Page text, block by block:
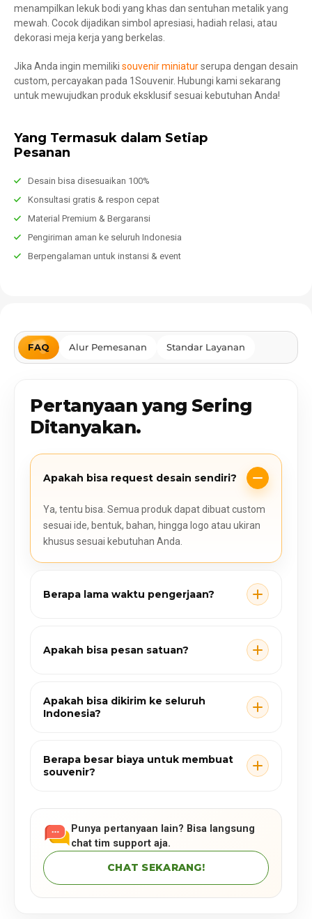
menampilkan lekuk bodi yang khas dan sentuhan metalik yang
mewah. Cocok dijadikan simbol apresiasi, hadiah relasi, atau
dekorasi meja kerja yang berkelas.
Jika Anda ingin memiliki souvenir miniaturserupa dengan desain
custom, percayakan pada 1Souvenir. Hubungi kami sekarang
untuk mewujudkan produk eksklusif sesuai kebutuhan Anda!
Yang Termasuk dalam Setiap
Pesanan
Desain bisa disesuaikan 100%
Konsultasi gratis & respon cepat
Material Premium & Bergaransi
Pengiriman aman ke seluruh Indonesia
Berpengalaman untuk instansi & event
FAQ Alur Pemesanan Standar Layanan
Pertanyaan yang Sering
Ditanyakan.
Apakah bisa request desain sendiri?
Ya, tentu bisa. Semua produk dapat dibuat custom
sesuai ide, bentuk, bahan, hingga logo atau ukiran
khusus sesuai kebutuhan Anda.
Berapa lama waktu pengerjaan?
Apakah bisa pesan satuan?
Apakah bisa dikirim ke seluruh
Indonesia?
Berapa besar biaya untuk membuat
souvenir?
Punya pertanyaan lain? Bisa langsung
chat tim support aja.
CHAT SEKARANG!